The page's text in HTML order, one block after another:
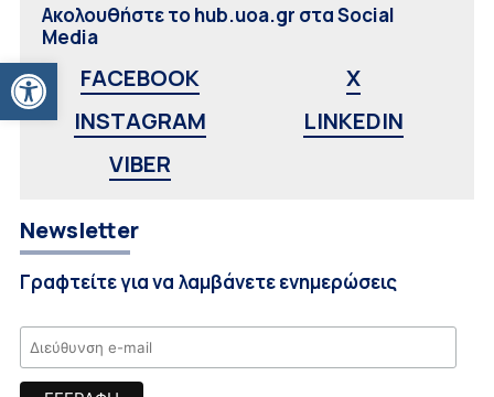
Ανοίξτε τη γραμμή εργαλείων
Ακολουθήστε το hub.uoa.gr στα Social
Media
FACEBOOK
X
INSTAGRAM
LINKEDIN
VIBER
Newsletter
Γραφτείτε για να λαμβάνετε ενημερώσεις